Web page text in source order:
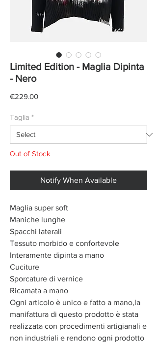
Limited Edition - Maglia Dipinta
- Nero
€229.00Price
Taglia *
Out of Stock
Notify When Available
Maglia super soft
Maniche lunghe
Spacchi laterali
Tessuto morbido e confortevole
Interamente dipinta a mano
Cuciture
Sporcature di vernice
Ricamata a mano
Ogni articolo è unico e fatto a mano,la
manifattura di questo prodotto è stata
realizzata con procedimenti artigianali e
non industriali e rendono ogni prodotto